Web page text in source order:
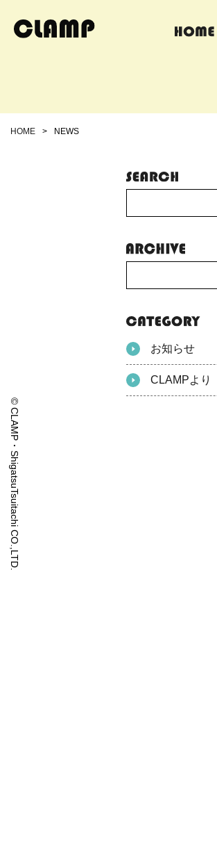
HOME > NEWS
© CLAMP・ShigatsuTsuitachi CO.,LTD.
お知らせ
CLAMPより